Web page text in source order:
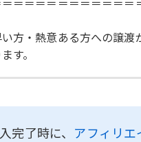
方・熱意ある方への譲渡
す。
完了時に、 アフィリ